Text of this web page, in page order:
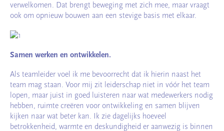
verwelkomen. Dat brengt beweging met zich mee, maar vraagt
ook om opnieuw bouwen aan een stevige basis met elkaar.
Samen werken en ontwikkelen.
Als teamleider voel ik me bevoorrecht dat ik hierin naast het
team mag staan. Voor mij zit leiderschap niet in vóór het team
lopen, maar juist in goed luisteren naar wat medewerkers nodig
hebben, ruimte creëren voor ontwikkeling en samen blijven
kijken naar wat beter kan. Ik zie dagelijks hoeveel
betrokkenheid, warmte en deskundigheid er aanwezig is binnen